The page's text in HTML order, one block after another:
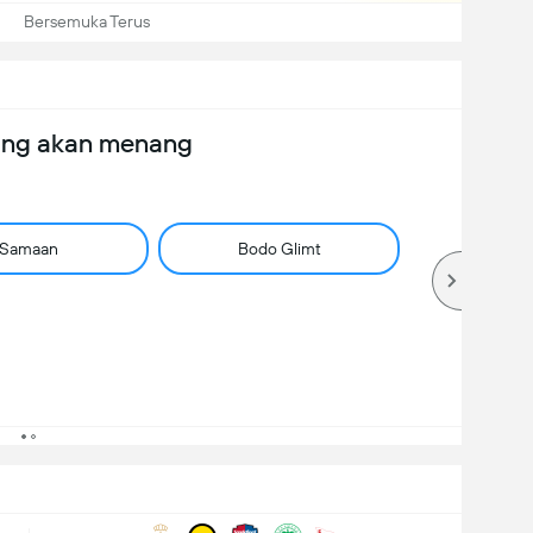
Bersemuka Terus
akan menang
Samaan Bodo Glimt